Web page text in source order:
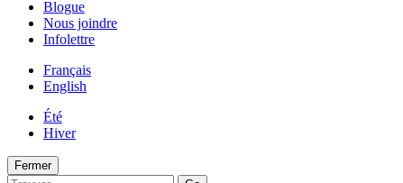
Blogue
Nous joindre
Infolettre
Français
English
Été
Hiver
Fermer